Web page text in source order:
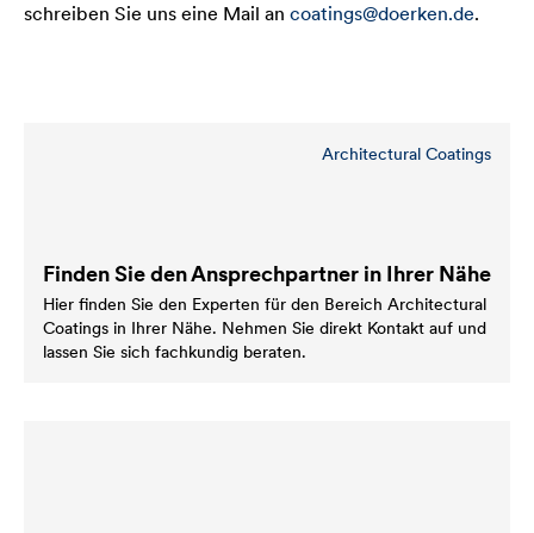
schreiben Sie uns eine Mail an coatings@doerken.de.
Architectural Coatings
Finden Sie den Ansprechpartner in Ihrer Nähe
Hier finden Sie den Experten für den Bereich Architectural
Coatings in Ihrer Nähe. Nehmen Sie direkt Kontakt auf und
lassen Sie sich fachkundig beraten.